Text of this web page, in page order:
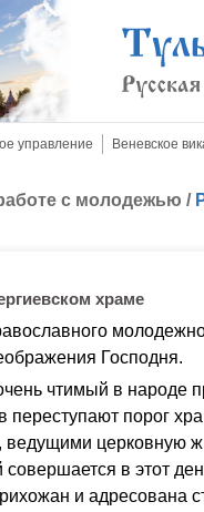
управление Веневское
с молодежью /
храме
Господня.
чтимый в народе
переступают порог
церковную
в этот
и адресована